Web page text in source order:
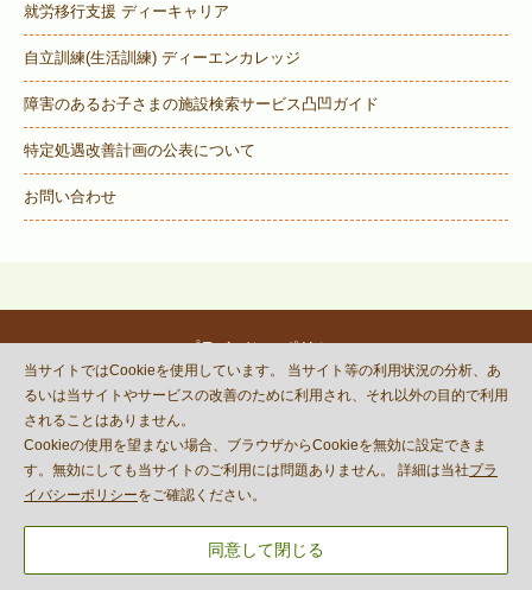
就労移行支援 ディーキャリア
自立訓練(生活訓練) ディーエンカレッジ
障害のあるお子さまの施設検索サービス凸凹ガイド
特定処遇改善計画の公表について
お問い合わせ
プライバシーポリシー
© DECOBOCO BASE Co.,Ltd.
and Terms of Serviceapply.
当サイトではCookieを使用しています。 当サイト等の利用状況の分析、あ
るいは当サイトやサービスの改善のために利用され、それ以外の目的で利用
されることはありません。
Cookieの使用を望まない場合、ブラウザからCookieを無効に設定できま
す。無効にしても当サイトのご利用には問題ありません。 詳細は当社プラ
イバシーポリシーをご確認ください。
同意して閉じる